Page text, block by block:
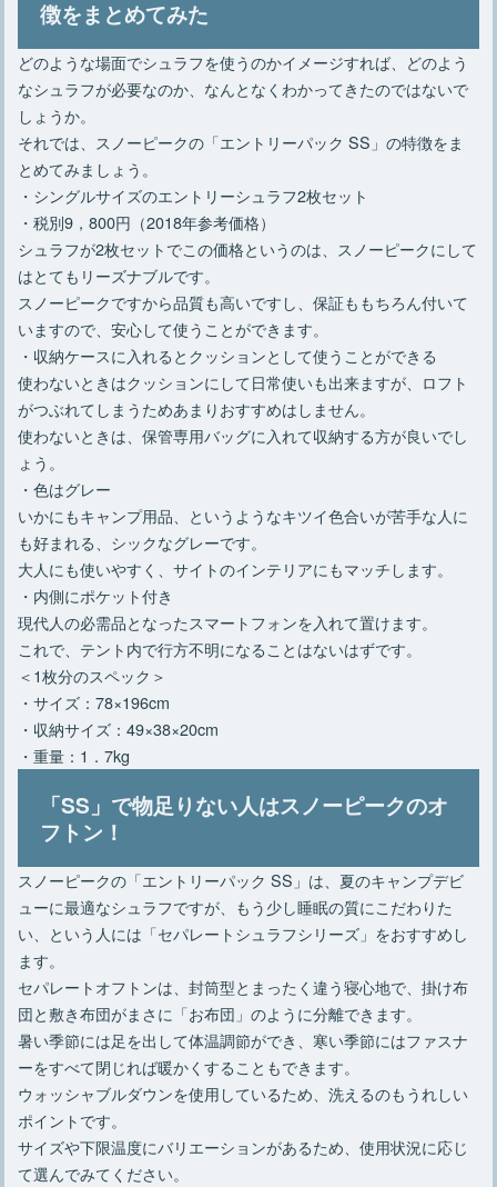
徴をまとめてみた
どのような場面でシュラフを使うのかイメージすれば、どのよう
なシュラフが必要なのか、なんとなくわかってきたのではないで
しょうか。
それでは、スノーピークの「エントリーパック SS」の特徴をま
とめてみましょう。
・シングルサイズのエントリーシュラフ2枚セット
・税別9，800円（2018年参考価格）
シュラフが2枚セットでこの価格というのは、スノーピークにして
はとてもリーズナブルです。
スノーピークですから品質も高いですし、保証ももちろん付いて
いますので、安心して使うことができます。
・収納ケースに入れるとクッションとして使うことができる
使わないときはクッションにして日常使いも出来ますが、ロフト
がつぶれてしまうためあまりおすすめはしません。
使わないときは、保管専用バッグに入れて収納する方が良いでし
ょう。
・色はグレー
いかにもキャンプ用品、というようなキツイ色合いが苦手な人に
も好まれる、シックなグレーです。
大人にも使いやすく、サイトのインテリアにもマッチします。
・内側にポケット付き
現代人の必需品となったスマートフォンを入れて置けます。
これで、テント内で行方不明になることはないはずです。
＜1枚分のスペック＞
・サイズ：78×196cm
・収納サイズ：49×38×20cm
・重量：1．7kg
「SS」で物足りない人はスノーピークのオ
フトン！
スノーピークの「エントリーパック SS」は、夏のキャンプデビ
ューに最適なシュラフですが、もう少し睡眠の質にこだわりた
い、という人には「セパレートシュラフシリーズ」をおすすめし
ます。
セパレートオフトンは、封筒型とまったく違う寝心地で、掛け布
団と敷き布団がまさに「お布団」のように分離できます。
暑い季節には足を出して体温調節ができ、寒い季節にはファスナ
ーをすべて閉じれば暖かくすることもできます。
ウォッシャブルダウンを使用しているため、洗えるのもうれしい
ポイントです。
サイズや下限温度にバリエーションがあるため、使用状況に応じ
て選んでみてください。